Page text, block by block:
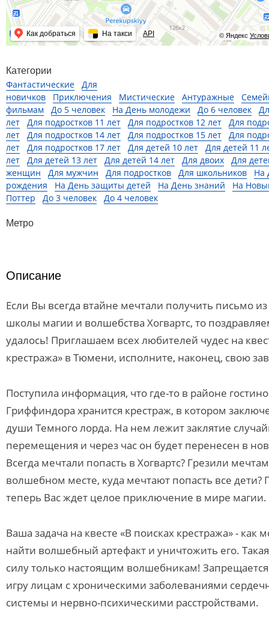
© Яндекс
Как добраться На такси API
Категории
Фантастические
Для
новичков
Приключения Мистические Антуражные
фильмам
До 5 человек На День молодежи До 6 человек
лет
Для подростков 11 лет Для подростков 12 лет
Для
лет
Для подростков 14 лет Для подростков 15 лет
Для
лет
Для подростков 17 лет Для детей 10 лет
Для детей 11
лет
Для детей 13 лет Для детей 14 лет Для двоих
Для
женщин
Для мужчин Для подростков Для школьников
На
рождения
На День защиты детей На День знаний
На
Поттер
До 3 человек До 4 человек
Метро
Описание
Если Вы всегда втайне мечтали получить письмо
школы магии и волшебства Хогвартс, то
удалось! Приглашаем всех любителей чудес на
крестража» в Тюмени, исполните, наконец, свою
Поступила информация, что где-то в районе
Гриффиндора хранится крестраж, в котором
души Темного лорда. На нем лежит заклятие
перемещения и через час он будет перенесен в
Всегда мечтали попасть в Хогвартс? Грезили
волшебном месте, куда мечтают попасть все дети?
теперь Вас ждет целое приключение в мире магии.
Ваша задача на квесте «В поисках крестража» - как
найти волшебный артефакт и уничтожить его.
силу только настоящим волшебникам!
игру лицам с хроническими заболеваниями
системы и нервно-психическими расстройствами.